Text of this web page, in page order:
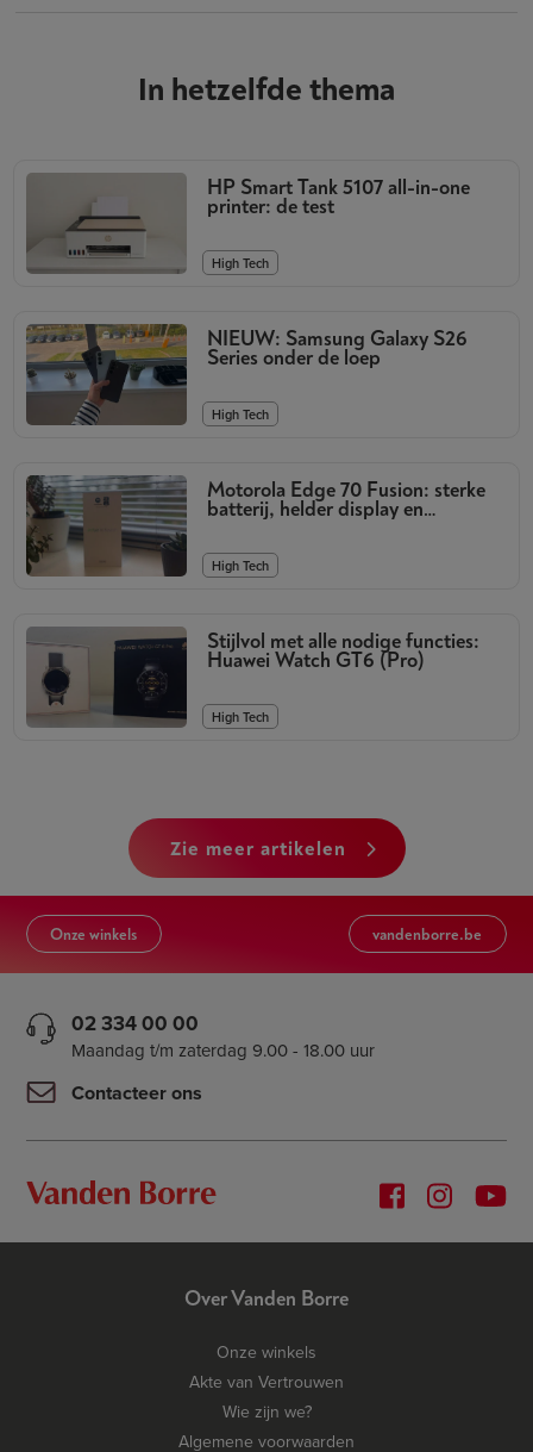
In hetzelfde thema
HP Smart Tank 5107 all-in-one
printer: de test
High Tech
NIEUW: Samsung Galaxy S26
Series onder de loep
High Tech
Motorola Edge 70 Fusion: sterke
batterij, helder display en
kwalitatieve camera’s
High Tech
Stijlvol met alle nodige functies:
Huawei Watch GT6 (Pro)
High Tech
zie meer artikelen
Onze winkels vandenborre.be
02 334 00 00
Maandag t/m zaterdag 9.00 - 18.00 uur
Contacteer ons
Over Vanden Borre
Onze winkels
Akte van Vertrouwen
Wie zijn we?
Algemene voorwaarden